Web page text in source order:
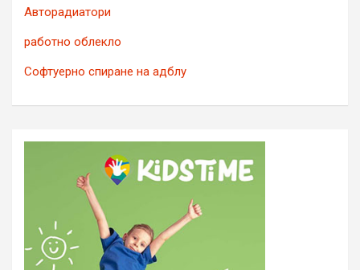
Авторадиатори
работно облекло
Софтуерно спиране на адблу